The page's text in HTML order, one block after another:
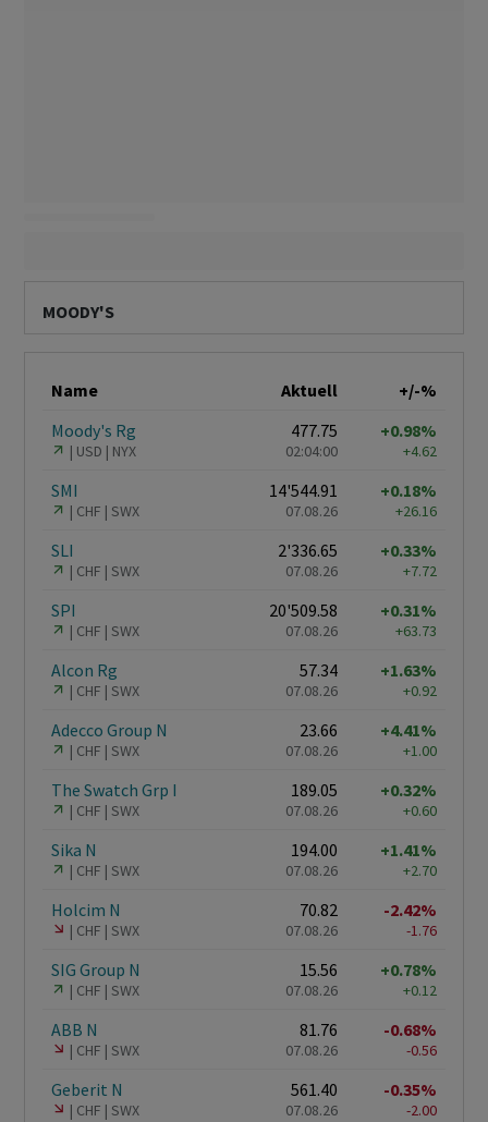
MOODY'S
Name Aktuell
+/-%
Moody's Rg
USD NYX
477.75
02:04:00
+0.98%
+4.62
SMI
CHF SWX
14'544.91
07.08.26
+0.18%
+26.16
SLI
CHF SWX
2'336.65
07.08.26
+0.33%
+7.72
SPI
CHF SWX
20'509.58
07.08.26
+0.31%
+63.73
Alcon Rg
CHF SWX
57.34
07.08.26
+1.63%
+0.92
Adecco Group N
CHF SWX
23.66
07.08.26
+4.41%
+1.00
The Swatch Grp I
CHF SWX
189.05
07.08.26
+0.32%
+0.60
Sika N
CHF SWX
194.00
07.08.26
+1.41%
+2.70
Holcim N
CHF SWX
70.82
07.08.26
-2.42%
-1.76
SIG Group N
CHF SWX
15.56
07.08.26
+0.78%
+0.12
ABB N
CHF SWX
81.76
07.08.26
-0.68%
-0.56
Geberit N
CHF SWX
561.40
07.08.26
-0.35%
-2.00